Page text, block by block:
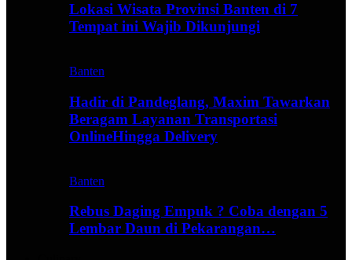
Lokasi Wisata Provinsi Banten di 7
Tempat ini Wajib Dikunjungi
Banten
Hadir di Pandeglang, Maxim Tawarkan
Beragam Layanan Transportasi
OnlineHingga Delivery
Banten
Rebus Daging Empuk ? Coba dengan 5
Lembar Daun di Pekarangan…